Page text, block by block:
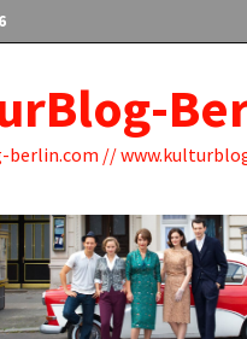
berlin.com //